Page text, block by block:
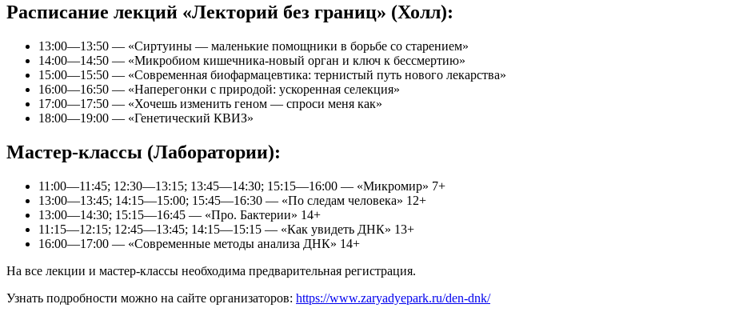
Расписание лекций «Лекторий без границ» (Холл):
13:00—13:50 — «Сиртуины — маленькие помощники в борьбе со старением»
14:00—14:50 — «Микробиом кишечника-новый орган и ключ к бессмертию»
15:00—15:50 — «Современная биофармацевтика: тернистый путь нового лекарства»
16:00—16:50 — «Наперегонки с природой: ускоренная селекция»
17:00—17:50 — «Хочешь изменить геном — спроси меня как»
18:00—19:00 — «Генетический КВИЗ»
Мастер-классы (Лаборатории):
11:00—11:45; 12:30—13:15; 13:45—14:30; 15:15—16:00 — «Микромир» 7+
13:00—13:45; 14:15—15:00; 15:45—16:30 — «По следам человека» 12+
13:00—14:30; 15:15—16:45 — «Про. Бактерии» 14+
11:15—12:15; 12:45—13:45; 14:15—15:15 — «Как увидеть ДНК» 13+
16:00—17:00 — «Современные методы анализа ДНК» 14+
На все лекции и мастер-классы необходима предварительная регистрация.
Узнать подробности можно на сайте организаторов: https://www.zaryadyepark.ru/den-dnk/